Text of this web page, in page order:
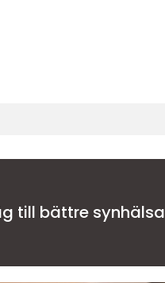
till bättre synhälsa